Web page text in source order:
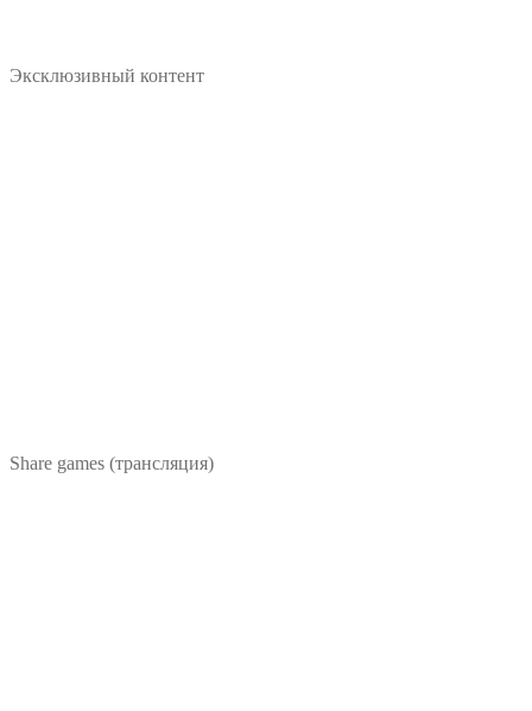
Эксклюзивный контент
Share games (трансляция)